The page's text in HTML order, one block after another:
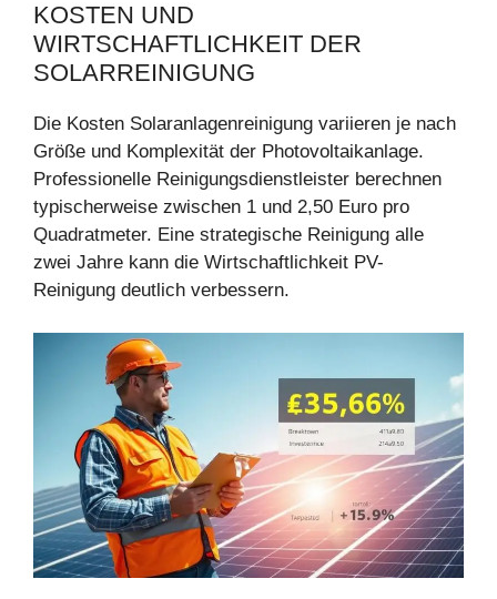
KOSTEN UND
WIRTSCHAFTLICHKEIT DER
SOLARREINIGUNG
Die Kosten Solaranlagenreinigung variieren je nach
Größe und Komplexität der Photovoltaikanlage.
Professionelle Reinigungsdienstleister berechnen
typischerweise zwischen 1 und 2,50 Euro pro
Quadratmeter. Eine strategische Reinigung alle
zwei Jahre kann die Wirtschaftlichkeit PV-
Reinigung deutlich verbessern.